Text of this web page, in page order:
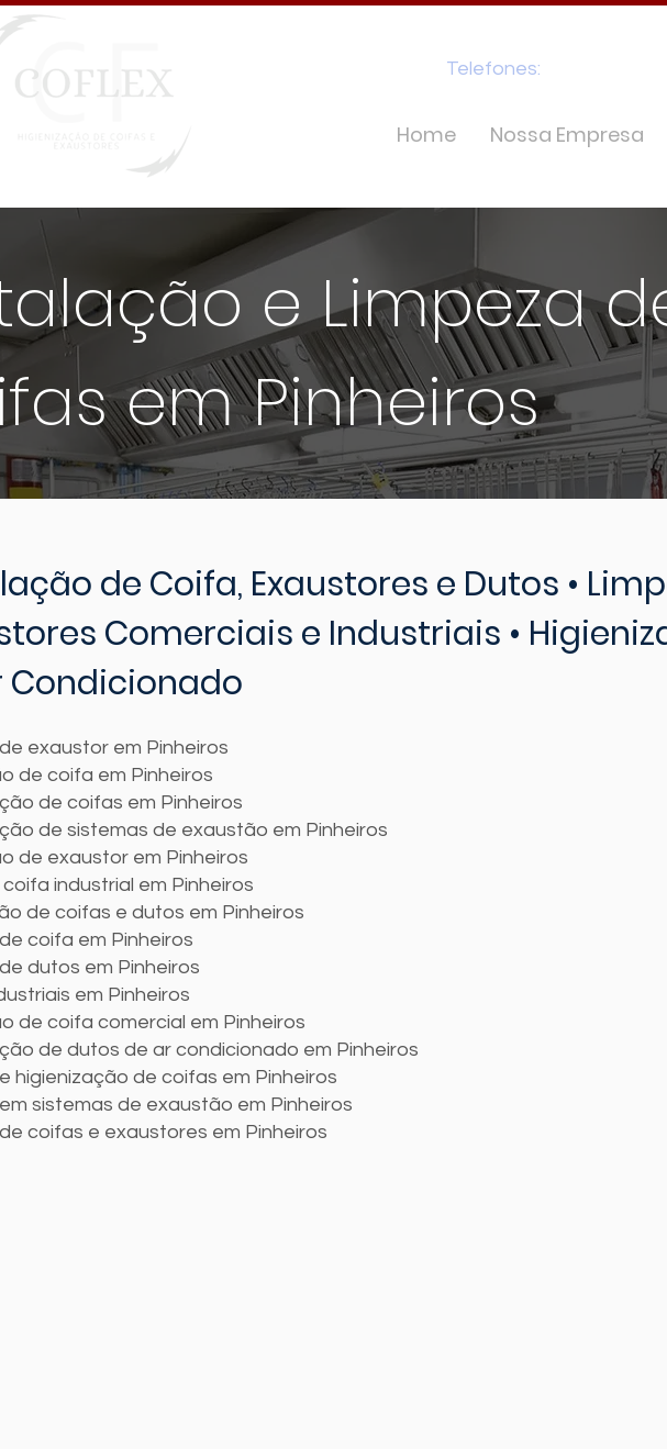
Telefones:
Home Nossa Empresa
e Limpeza
em Pinheiros
de Coifa, Exaustores e Dutos •
Comerciais e Industriais •
Condicionado
exaustor em Pinheiros
de coifa em Pinheiros
de coifas em Pinheiros
de sistemas de exaustão em Pinheiros
de exaustor em Pinheiros
industrial em Pinheiros
de coifas e dutos em Pinheiros
coifa em Pinheiros
dutos em Pinheiros
em Pinheiros
de coifa comercial em Pinheiros
de dutos de ar condicionado em Pinheiros
higienização de coifas em Pinheiros
sistemas de exaustão em Pinheiros
coifas e exaustores em Pinheiros